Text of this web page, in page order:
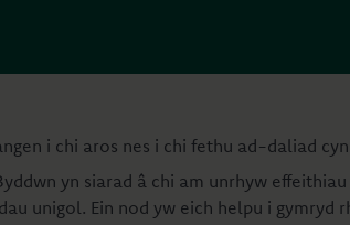
i chi aros nes i chi fethu ad-daliad
yn siarad â chi am unrhyw
unigol. Ein nod yw eich helpu i